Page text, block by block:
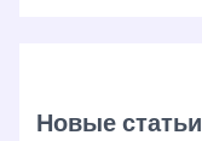
Новые статьи